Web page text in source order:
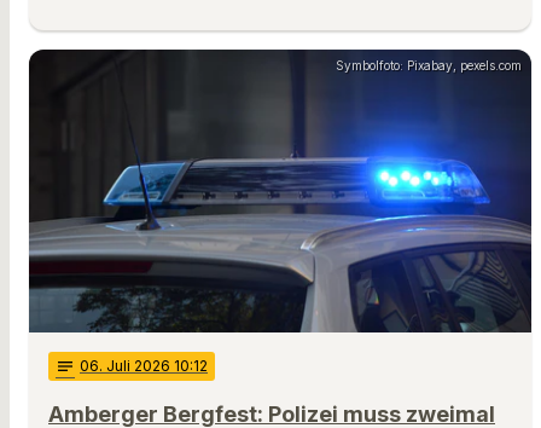
Symbolfoto: Pixabay, pexels.com
notes 06. Juli 2026 10:12
Amberger Bergfest: Polizei muss zweimal